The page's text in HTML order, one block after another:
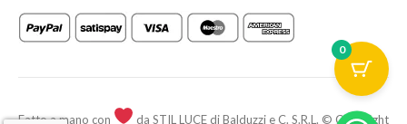
Fatto a mano con da STIL LUCE di Balduzzi e C. S.R.L. © Copyright
0